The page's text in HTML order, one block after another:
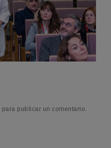
para publicar un comentario.